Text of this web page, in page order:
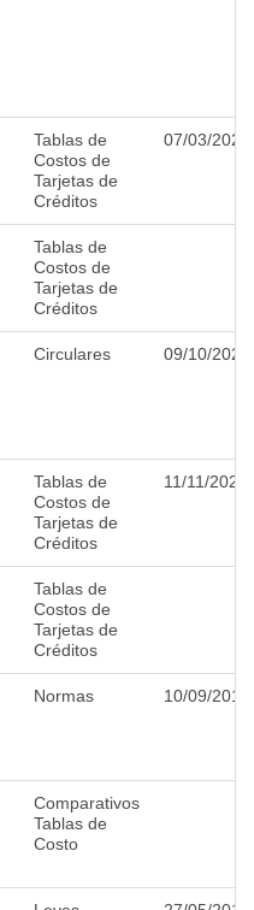
Tablas de
Costos de
Tarjetas de
Créditos
07/03/2024
Tablas de
Costos de
Tarjetas de
Créditos
Circulares 09/10/2020
Tablas de
Costos de
Tarjetas de
Créditos
11/11/2022
Tablas de
Costos de
Tarjetas de
Créditos
Normas 10/09/2019
Comparativos
Tablas de
Costo